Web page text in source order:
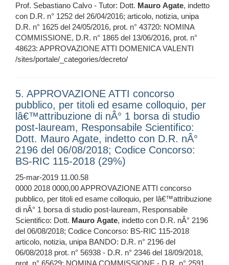
Prof. Sebastiano Calvo - Tutor: Dott. Mauro Agate, indetto
con D.R. n° 1252 del 26/04/2016; articolo, notizia, unipa
D.R. n° 1625 del 24/05/2016, prot. n° 43720: NOMINA
COMMISSIONE, D.R. n° 1865 del 13/06/2016, prot. n°
48623: APPROVAZIONE ATTI DOMENICA VALENTI
/sites/portale/_categories/decreto/
5. APPROVAZIONE ATTI concorso
pubblico, per titoli ed esame colloquio, per
lâ€™attribuzione di nÂ° 1 borsa di studio
post-lauream, Responsabile Scientifico:
Dott. Mauro Agate, indetto con D.R. nÂ°
2196 del 06/08/2018; Codice Concorso:
BS-RIC 115-2018 (29%)
25-mar-2019 11.00.58
0000 2018 0000,00 APPROVAZIONE ATTI concorso
pubblico, per titoli ed esame colloquio, per lâ€™attribuzione
di nÂ° 1 borsa di studio post-lauream, Responsabile
Scientifico: Dott. Mauro Agate, indetto con D.R. nÂ° 2196
del 06/08/2018; Codice Concorso: BS-RIC 115-2018
articolo, notizia, unipa BANDO: D.R. n° 2196 del
06/08/2018 prot. n° 56938 - D.R. n° 2346 del 18/09/2018,